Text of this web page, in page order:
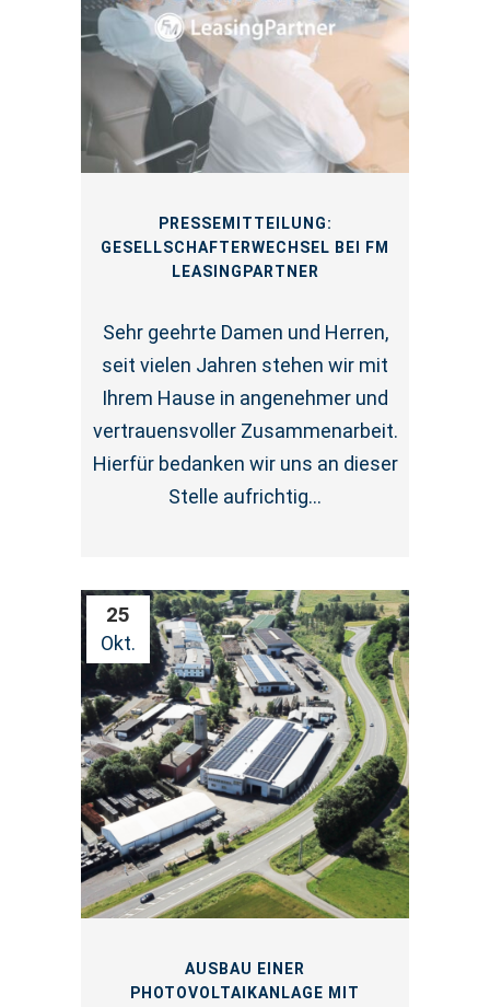
PRESSEMITTEILUNG:
GESELLSCHAFTERWECHSEL BEI FM
LEASINGPARTNER
Sehr geehrte Damen und Herren,
seit vielen Jahren stehen wir mit
Ihrem Hause in angenehmer und
vertrauensvoller Zusammenarbeit.
Hierfür bedanken wir uns an dieser
Stelle aufrichtig...
25
Okt.
AUSBAU EINER
PHOTOVOLTAIKANLAGE MIT